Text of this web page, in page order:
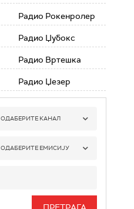
Радио Рокенролер
Радио Џубокс
Радио Вртешка
Радио Џезер
ОДАБЕРИТЕ КАНАЛ
РАДИО БЕОГРАД 1
РАДИО БЕОГРАД 3
ОДАБЕРИТЕ ЕМИСИЈУ